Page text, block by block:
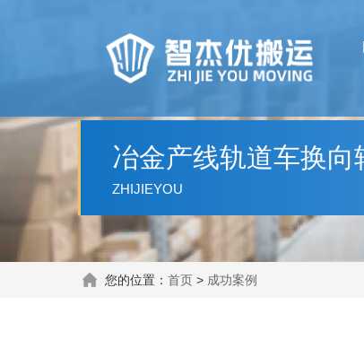
冶金产线轨道车换向
ZHIJIEYOU
您的位置： 首页 > 成功案例